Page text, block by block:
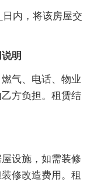
内，将该房屋交
明
气、电话、物业
方负担。租赁结
设施，如需装修
修改造费用。租